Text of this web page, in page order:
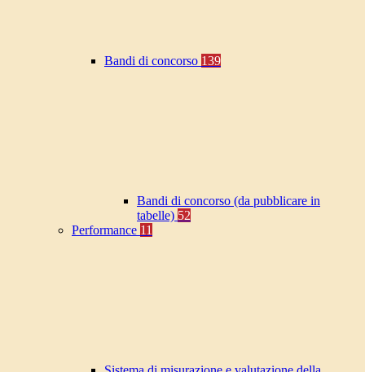
Bandi di concorso 139
Bandi di concorso (da pubblicare in
tabelle) 52
Performance 11